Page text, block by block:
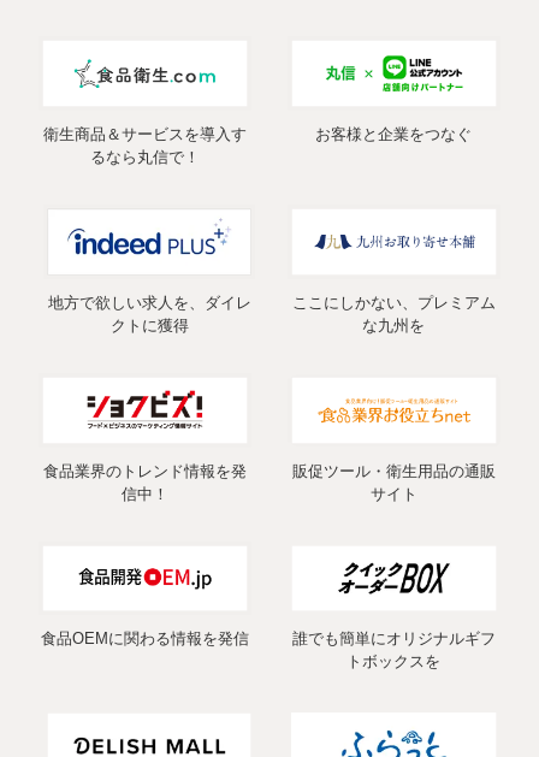
衛生商品＆サービスを導入す
るなら丸信で！
お客様と企業をつなぐ
地方で欲しい求人を、ダイレ
クトに獲得
ここにしかない、プレミアム
な九州を
食品業界のトレンド情報を発
信中！
販促ツール・衛生用品の通販
サイト
食品OEMに関わる情報を発信
誰でも簡単にオリジナルギフ
トボックスを